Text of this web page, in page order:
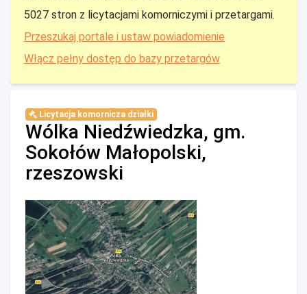
5027 stron z licytacjami komorniczymi i przetargami.
Przeszukaj portale i ustaw powiadomienie
Włącz pełny dostęp do bazy przetargów
Licytacja komornicza działki
Wólka Niedźwiedzka, gm.
Sokołów Małopolski,
rzeszowski